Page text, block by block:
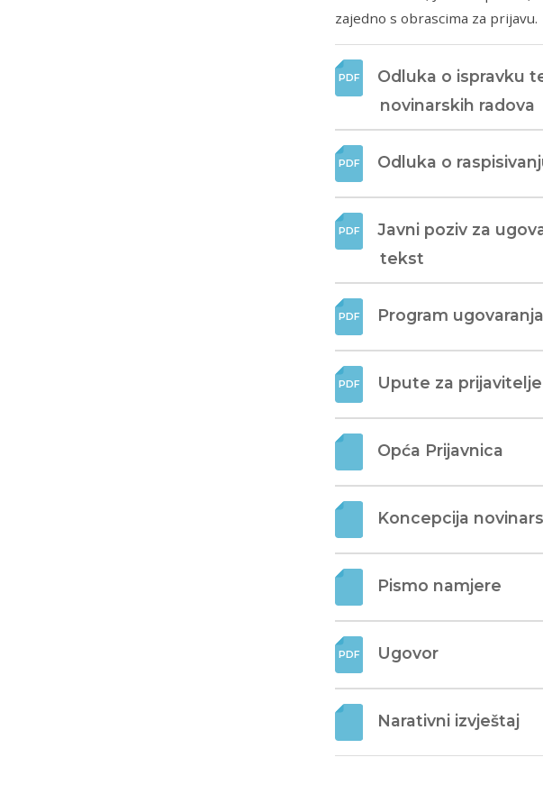
zajedno s obrascima za prijavu.
Odluka o ispravku
novinarskih radova
Odluka o
Javni poziv za
tekst
Program
Upute za
Opća Prijavnica
Koncepcija
Pismo namjere
Ugovor
Narativni izvještaj